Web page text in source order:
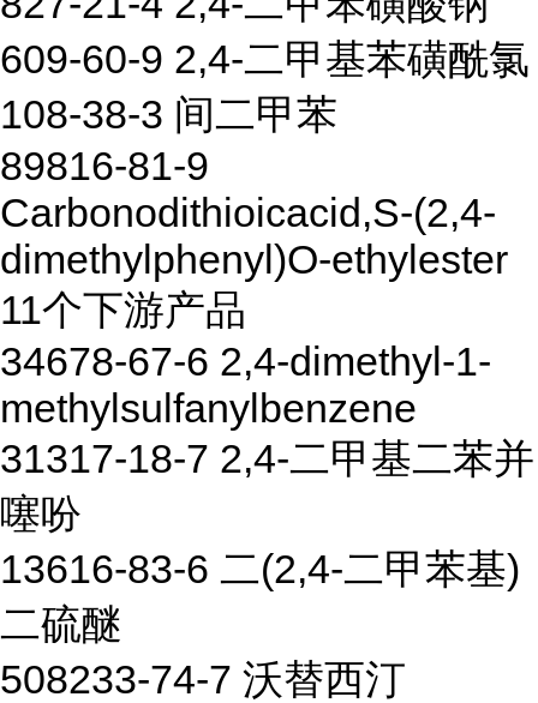
609-60-9 2,4-二甲基苯磺酰氯
108-38-3 间二甲苯
89816-81-9
Carbonodithioicacid,S-(2,4-
dimethylphenyl)O-ethylester
11个下游产品
34678-67-6 2,4-dimethyl-1-
methylsulfanylbenzene
31317-18-7 2,4-二甲基二苯并
噻吩
13616-83-6 二(2,4-二甲苯基)
二硫醚
508233-74-7 沃替西汀